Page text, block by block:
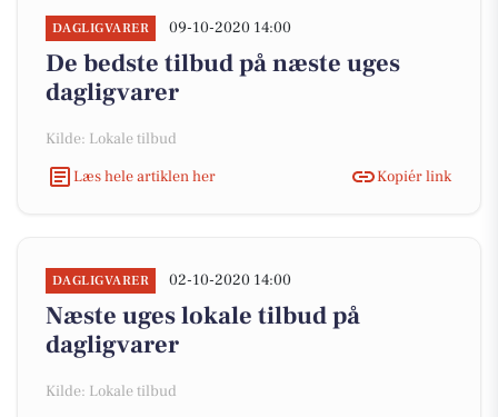
DAGLIGVARER 09-10-2020 14:00
De bedste tilbud på næste uges
dagligvarer
Kilde: Lokale tilbud
Læs hele artiklen her
Kopiér link
DAGLIGVARER 02-10-2020 14:00
Næste uges lokale tilbud på
dagligvarer
Kilde: Lokale tilbud